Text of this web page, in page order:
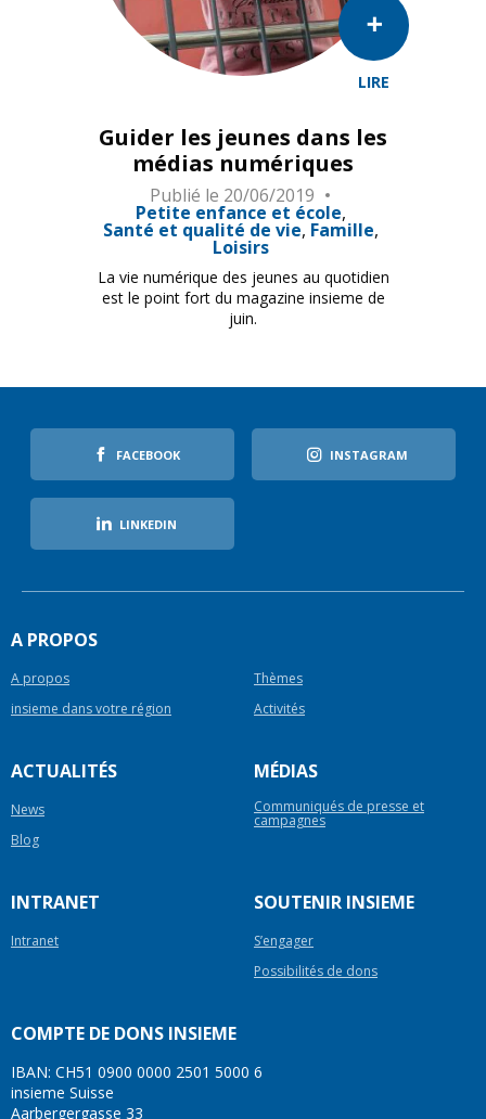
LIRE
Guider les jeunes dans les
médias numériques
Publié le 20/06/2019
Petite enfance et école
Santé et qualité de vie Famille
Loisirs
La vie numérique des jeunes au quotidien
est le point fort du magazine insieme de
juin.
FACEBOOK INSTAGRAM
LINKEDIN
A PROPOS
A propos
Thèmes
insieme dans votre région
Activités
ACTUALITÉS
News
Blog
MÉDIAS
Communiqués de presse et
campagnes
INTRANET
Intranet
SOUTENIR INSIEME
S’engager
Possibilités de dons
COMPTE DE DONS INSIEME
IBAN: CH51 0900 0000 2501 5000 6
insieme Suisse
Aarbergergasse 33